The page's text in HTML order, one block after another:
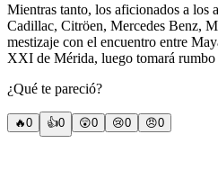
Mientras tanto, los aficionados a los
Cadillac, Citröen, Mercedes Benz,
mestizaje con el encuentro entre
XXI de Mérida, luego tomará
¿Qué te pareció?
🔥0 👍0 😲0 😢0 😠0